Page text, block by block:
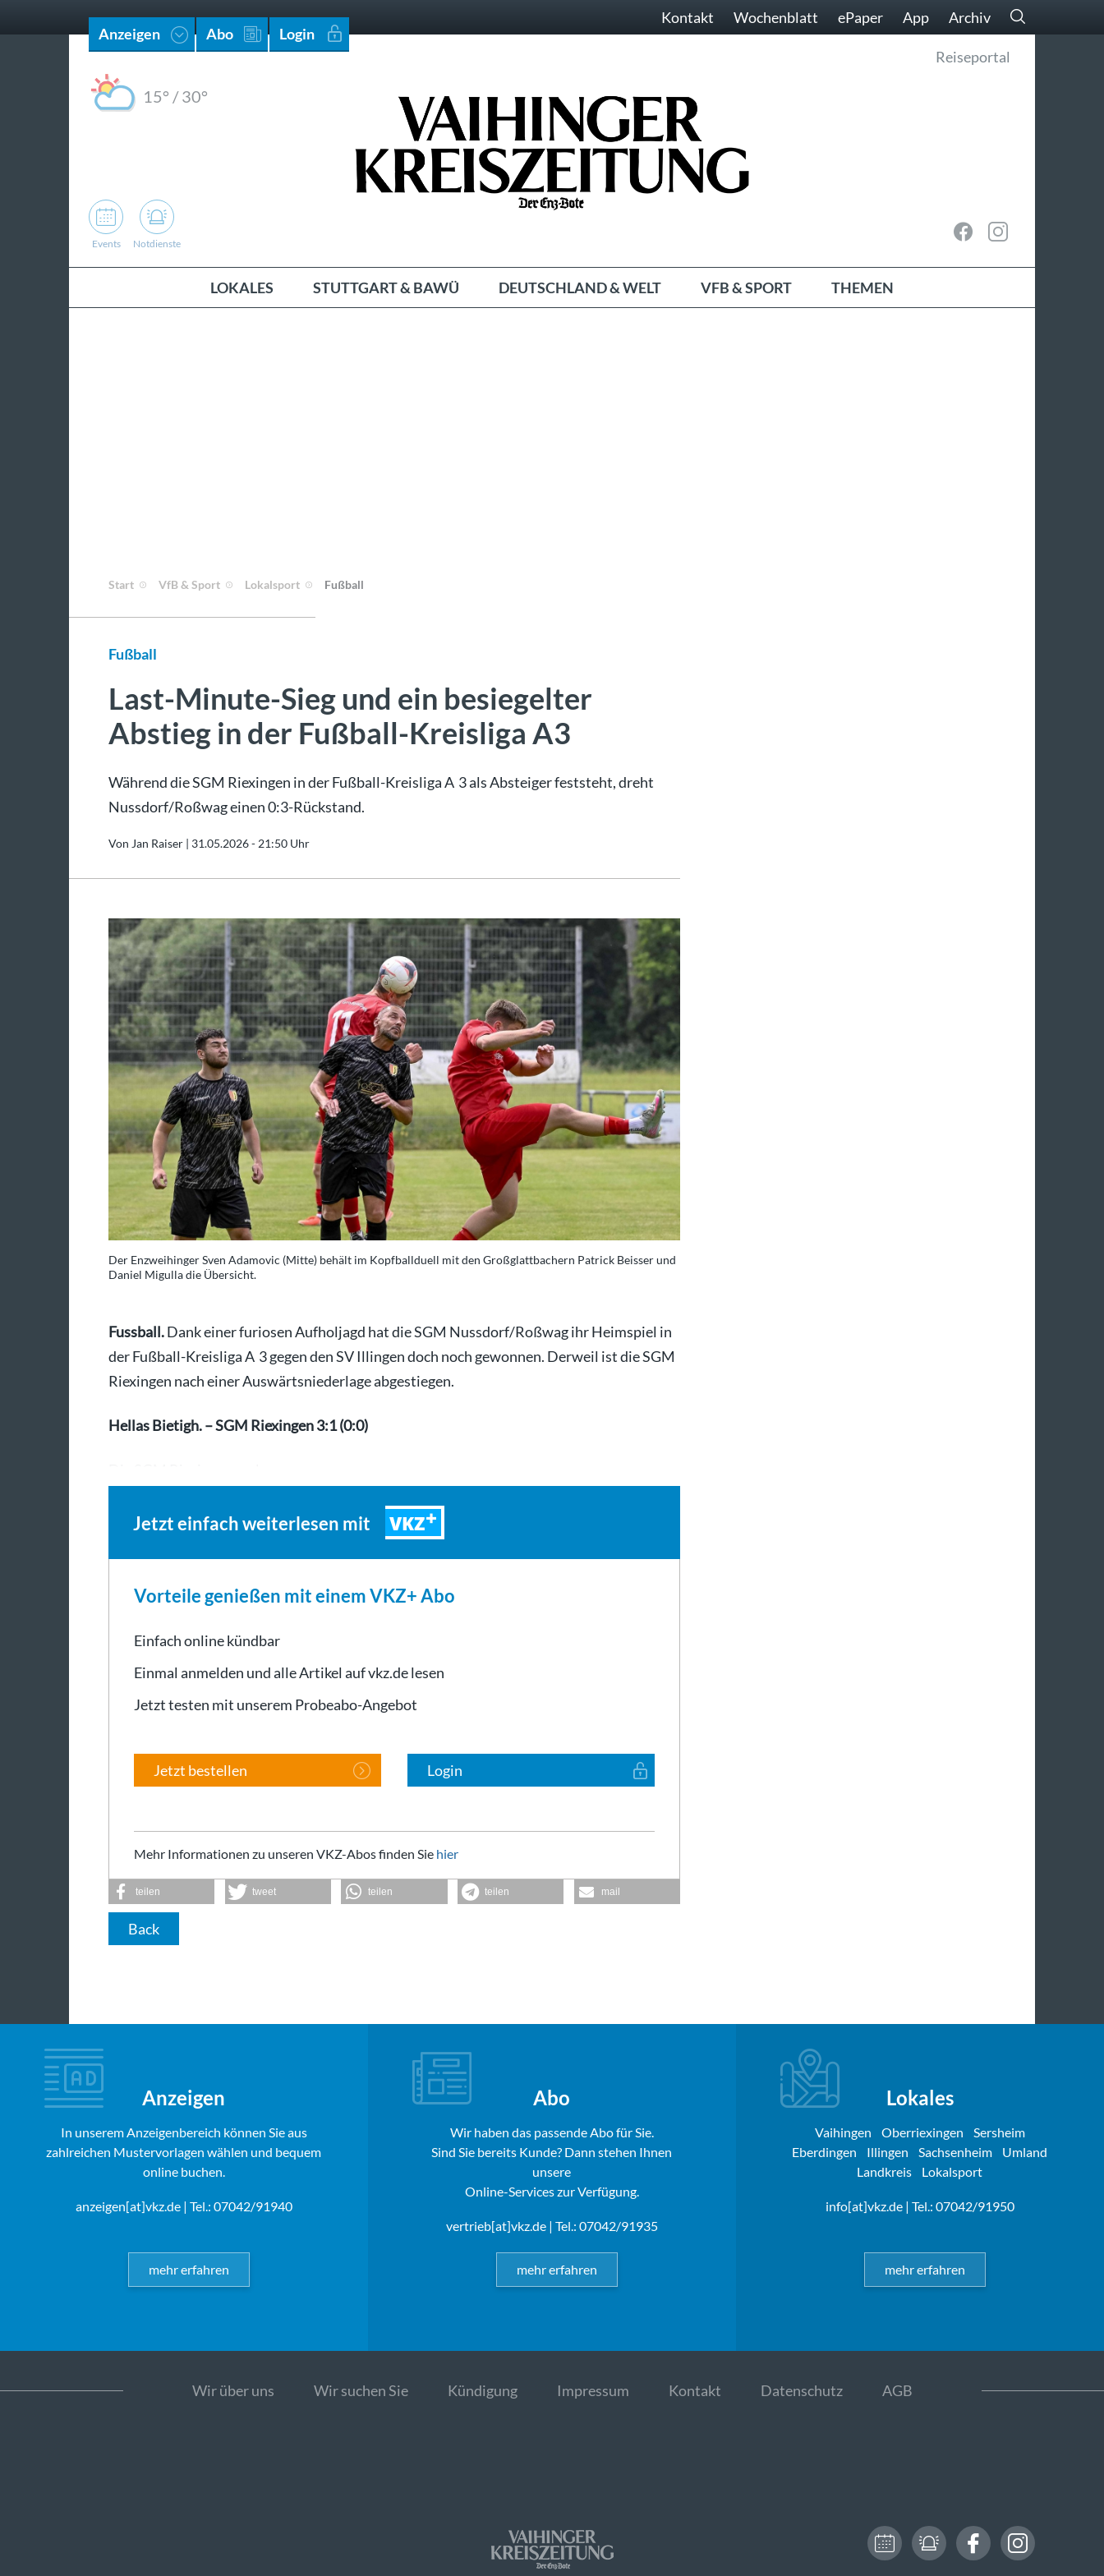
Anzeigen Abo Login
Kontakt Wochenblatt ePaper App Archiv
15° /30°
Reiseportal
Events Notdienste
LOKALES STUTTGART & BAWÜ DEUTSCHLAND & WELT VFB & SPORT THEMEN
Start VfB & Sport Lokalsport Fußball
Fußball
Last-Minute-Sieg und ein besiegelter
Abstieg in der Fußball-Kreisliga A3
Während die SGM Riexingen in der Fußball-Kreisliga A 3 als Absteiger feststeht, dreht
Nussdorf/Roßwag einen 0:3-Rückstand.
Von Jan Raiser | 31.05.2026 - 21:50 Uhr
Der Enzweihinger Sven Adamovic (Mitte) behält im Kopfballduell mit den Großglattbachern Patrick Beisser und
Daniel Migulla die Übersicht.
Fussball.Dank einer furiosen Aufholjagd hat die SGM Nussdorf/Roßwag ihr Heimspiel in
der Fußball-Kreisliga A 3 gegen den SV Illingen doch noch gewonnen. Derweil ist die SGM
Riexingen nach einer Auswärtsniederlage abgestiegen.
Hellas Bietigh. – SGM Riexingen 3:1 (0:0)
Jetzt einfach weiterlesen mit VKZ
Vorteile genießen mit einem VKZ+ Abo
Einfach online kündbar
Einmal anmelden und alle Artikel auf vkz.de lesen
Jetzt testen mit unserem Probeabo-Angebot
Jetzt bestellen Login
Mehr Informationen zu unseren VKZ-Abos finden Sie hier
teilen tweet teilen teilen mail
Back
Anzeigen
In unserem Anzeigenbereich können Sie aus
zahlreichen Mustervorlagen wählen und bequem
online buchen.
anzeigen[at]vkz.de| Tel.: 07042/91940
mehr erfahren
Abo
Wir haben das passende Abo für Sie.
Sind Sie bereits Kunde? Dann stehen Ihnen
unsere
Online-Services zur Verfügung.
vertrieb[at]vkz.de| Tel.: 07042/91935
mehr erfahren
Lokales
Vaihingen Oberriexingen
Sersheim
Eberdingen
Illingen Sachsenheim
Umland
Landkreis
Lokalsport
info[at]vkz.de| Tel.: 07042/91950
mehr erfahren
Wir über uns Wir suchen Sie Kündigung Impressum Kontakt Datenschutz AGB